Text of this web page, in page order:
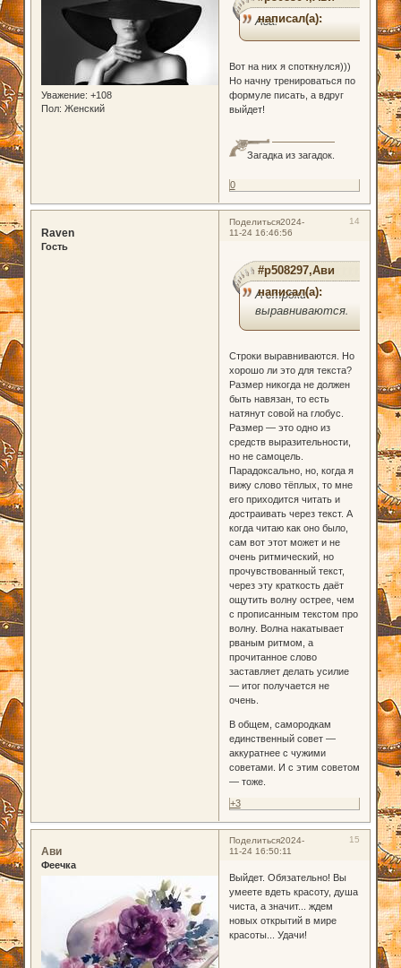
Уважение: +108
Пол: Женский
написал(а):
Ага!
Вот на них я споткнулся)))
Но начну тренироваться по
формуле писать, а вдруг
выйдет!
Загадка из загадок.
0
Поделиться 14
2024-
11-24 16:46:56
Raven
Гость
#p508297,Ави
написал(а):
А строки
выравниваются.
Строки выравниваются. Но
хорошо ли это для текста?
Размер никогда не должен
быть навязан, то есть
натянут совой на глобус.
Размер — это одно из
средств выразительности,
но не самоцель.
Парадоксально, но, когда я
вижу слово тёплых, то мне
его приходится читать и
достраивать через текст. А
когда читаю как оно было,
сам вот этот может и не
очень ритмический, но
прочувствованный текст,
через эту краткость даёт
ощутить волну острее, чем
с прописанным текстом про
волну. Волна накатывает
рваным ритмом, а
прочитанное слово
заставляет делать усилие
— итог получается не
очень.
В общем, самородкам
единственный совет —
аккуратнее с чужими
советами. И с этим советом
— тоже.
+3
Поделиться 15
2024-
11-24 16:50:11
Ави
Феечка
Выйдет. Обязательно! Вы
умеете вдеть красоту, душа
чиста, а значит... ждем
новых открытий в мире
красоты... Удачи!